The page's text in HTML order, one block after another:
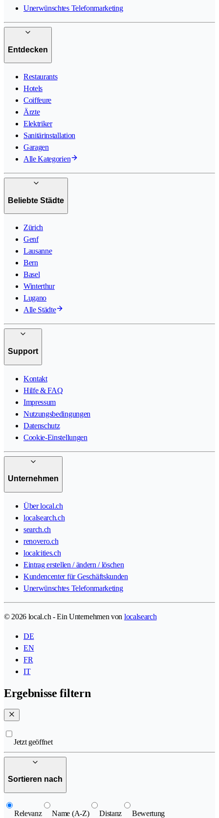
Unerwünschtes Telefonmarketing
Entdecken
Restaurants
Hotels
Coiffeure
Ärzte
Elektriker
Sanitärinstallation
Garagen
Alle Kategorien
Beliebte Städte
Zürich
Genf
Lausanne
Bern
Basel
Winterthur
Lugano
Alle Städte
Support
Kontakt
Hilfe & FAQ
Impressum
Nutzungsbedingungen
Datenschutz
Cookie-Einstellungen
Unternehmen
Über local.ch
localsearch.ch
search.ch
renovero.ch
localcities.ch
Eintrag erstellen / ändern / löschen
Kundencenter für Geschäftskunden
Unerwünschtes Telefonmarketing
© 2026 local.ch - Ein Unternehmen von localsearch
DE
EN
FR
IT
Ergebnisse filtern
Jetzt geöffnet
Sortieren nach
Relevanz Name (A-Z) Distanz Bewertung